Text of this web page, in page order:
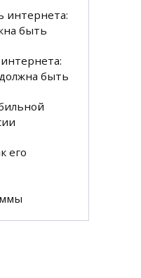
интернета:
быть
быть
его